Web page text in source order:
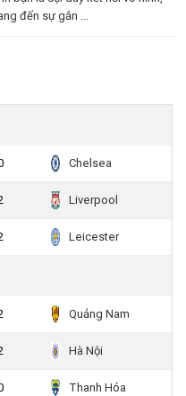
đến sự gắn ...
Chelsea
Liverpool
Leicester
Quảng Nam
Hà Nội
Thanh Hóa